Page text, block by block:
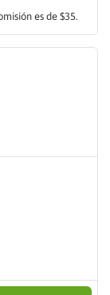
es de $35.